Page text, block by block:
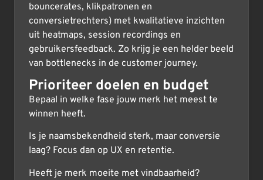
bouncerates, klikpatronen en
conversietrechters) met kwalitatieve inzichten
uit heatmaps, session recordings en
gebruikersfeedback. Zo krijg je een helder beeld
van bottlenecks in de customer journey.
Prioriteer doelen en budget
Bepaal in welke fase jouw merk het meest te
winnen heeft.
Is je naamsbekendheid sterk, maar conversie
laag? Focus dan op UX en retentie.
Heeft je merk moeite met vindbaarheid?